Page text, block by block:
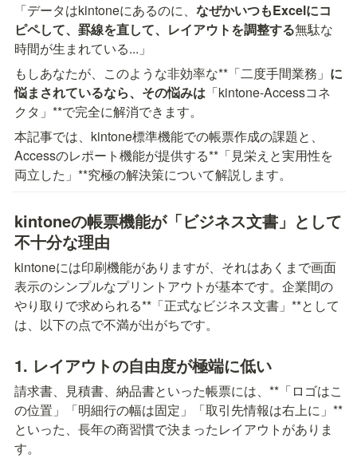
「データはkintoneにあるのに、 なぜかいつもExcelにコ
ピペして、罫線を直して、レイアウトを調整する無駄な
時間が生まれている...」
もしあなたが、このような非効率な**「二度手間業務」 に
悩まされているなら、その悩みは 「kintone-Accessコネ
クタ」**で完全に解消できます。
本記事では、kintone標準機能での帳票作成の課題と、
Accessのレポート機能が提供する**「見栄えと実用性を
両立した」**究極の解決策について解説します。
kintoneの帳票機能が「ビジネス文書」として
不十分な理由
kintoneには印刷機能がありますが、それはあくまで画面
表示のシンプルなプリントアウトが基本です。企業間の
やり取りで求められる**「正式なビジネス文書」**として
は、以下の点で不満が出がちです。
1. レイアウトの自由度が極端に低い
請求書、見積書、納品書といった帳票には、**「ロゴはこ
の位置」「明細行の幅は固定」「取引先情報は右上に」**
といった、長年の商習慣で決まったレイアウトがありま
す。